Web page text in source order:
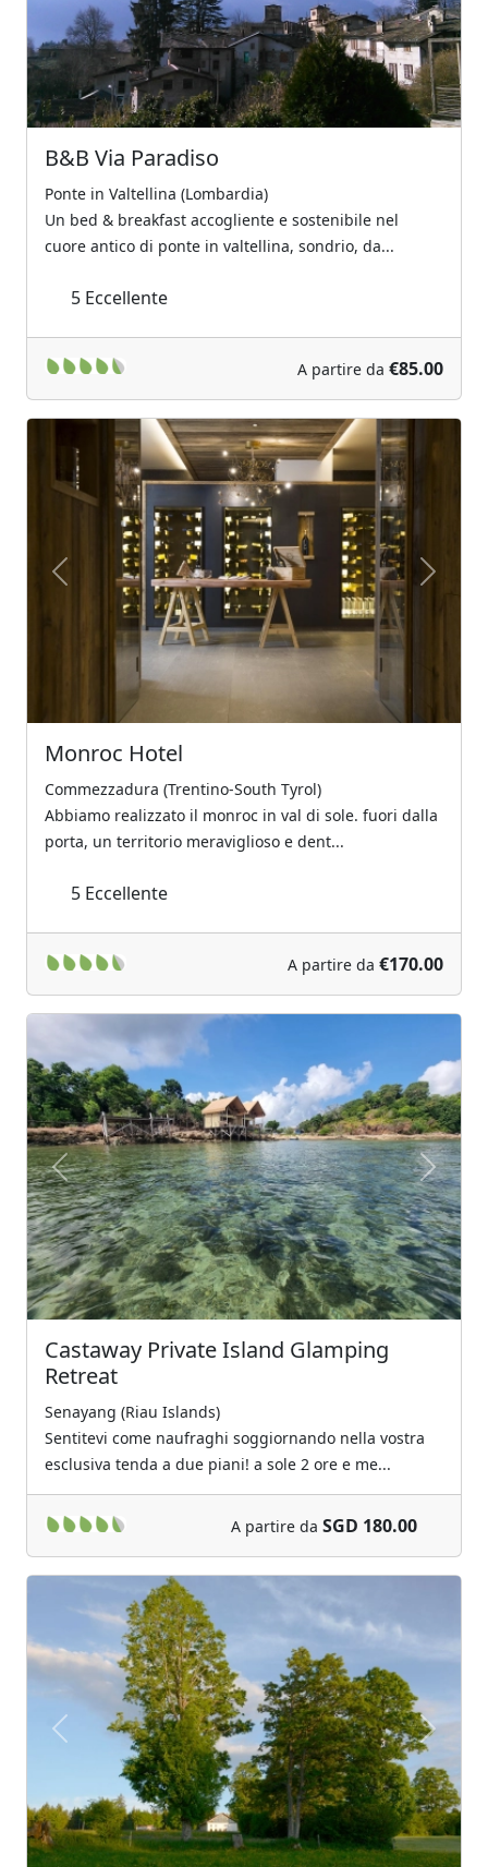
B&B Via Paradiso
Ponte in Valtellina (Lombardia)
Un bed & breakfast accogliente e sostenibile nel
cuore antico di ponte in valtellina, sondrio, da...
5 Eccellente
A partire da €85.00
Previous Next
Monroc Hotel
Commezzadura (Trentino-South Tyrol)
Abbiamo realizzato il monroc in val di sole. fuori dalla
porta, un territorio meraviglioso e dent...
5 Eccellente
A partire da €170.00
Previous Next
Castaway Private Island Glamping
Retreat
Senayang (Riau Islands)
Sentitevi come naufraghi soggiornando nella vostra
esclusiva tenda a due piani! a sole 2 ore e me...
A partire da SGD 180.00
Previous Next